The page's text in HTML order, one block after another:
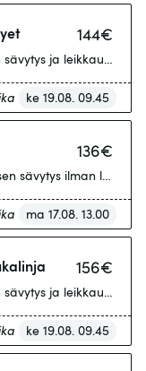
144€
ja leikkaus.
ke 19.08. 09.45
136€
sävytys ilman
ma 17.08. 13.00
156€
ja leikkaus.
ke 19.08. 09.45